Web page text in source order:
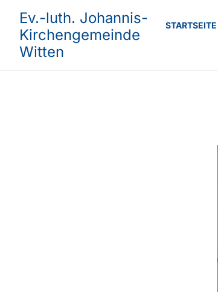
Ev.-luth. Johannis-
Kirchengemeinde
Witten
STARTSEITE